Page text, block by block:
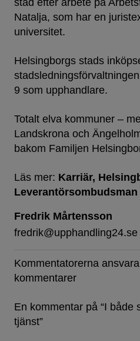
stad efter arbete på
Natalja, som har en
universitet.
Helsingborgs stads
9 som upphandlare.
Totalt elva kommuner –
Landskrona och
bakom Familjen
Läs mer: Karriär
Leverantörsombudsman
Fredrik Mårtensson
fredrik@upphandling24.se
Kommentatorerna
kommentarer
En kommentar på “I både
tjänst”